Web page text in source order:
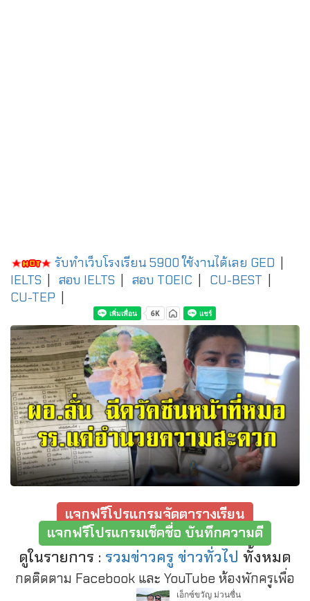
รับทำเว็บโรงเรียน 5900 ใช้งานได้เลย GED
IELTS
สอบ IELTS สอบ TOEIC CU-BEST
CU-TEP
แจกฟรีโปรแกรมจัดตารางเรียน
แจกฟรีโปรแกรมเช็คชื่อ บันทึกความดี
ดูในรายการ : รวมข่าวครู ข่าวทั่วไป ทั้งหมด
กดติดตาม Facebook และ YouTube ห้องพักครูเพื่อ